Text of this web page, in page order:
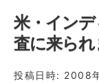
米・イン
査に来ら
投稿日時: 2008